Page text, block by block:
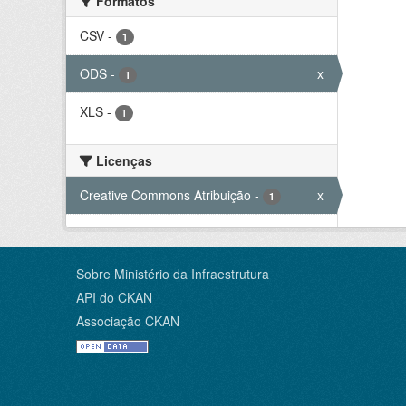
CSV - 1
ODS - 1 x
XLS - 1
Licenças
Creative Commons Atribuição - 1 x
Sobre Ministério da Infraestrutura
API do CKAN
Associação CKAN